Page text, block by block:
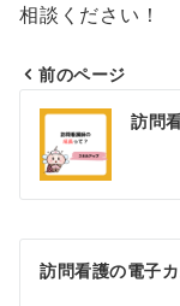
相談ください！
投
稿
ナ
ゲ
前のページ
訪問
訪問看護の電子